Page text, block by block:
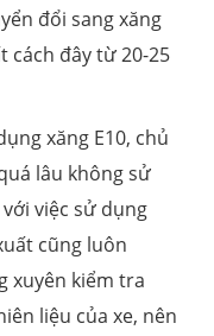
đổi sang xăng
cách đây từ 20-25
xăng E10, chủ
lâu không sử
việc sử dụng
cũng luôn
xuyên kiểm tra
liệu của xe, nên